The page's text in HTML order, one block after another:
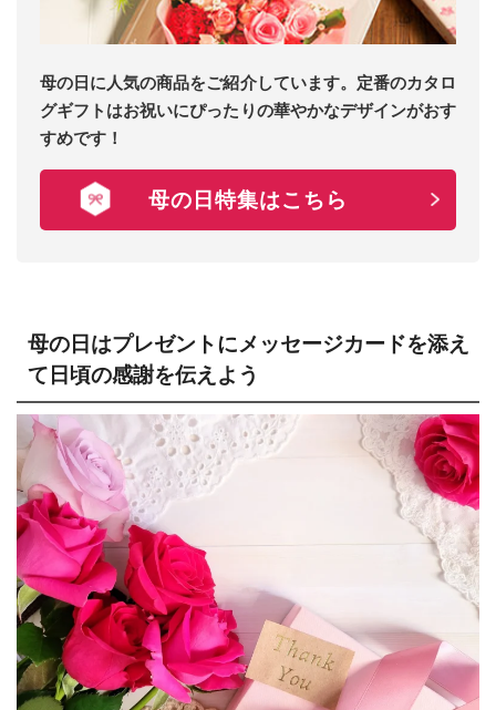
母の日に人気の商品をご紹介しています。定番のカタロ
グギフトはお祝いにぴったりの華やかなデザインがおす
すめです！
母の日特集はこちら
母の日はプレゼントにメッセージカードを添え
て日頃の感謝を伝えよう